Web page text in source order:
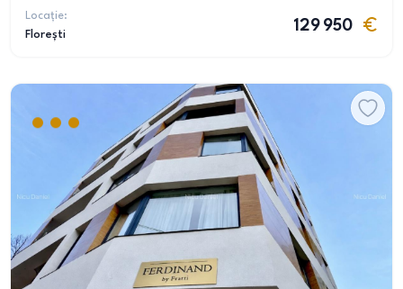
Locație:
Florești
129 950